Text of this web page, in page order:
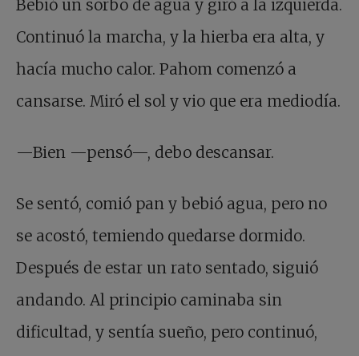
Bebió un sorbo de agua y giró a la izquierda.
Continuó la marcha, y la hierba era alta, y
hacía mucho calor. Pahom comenzó a
cansarse. Miró el sol y vio que era mediodía.
—Bien —pensó—, debo descansar.
Se sentó, comió pan y bebió agua, pero no
se acostó, temiendo quedarse dormido.
Después de estar un rato sentado, siguió
andando. Al principio caminaba sin
dificultad, y sentía sueño, pero continuó,